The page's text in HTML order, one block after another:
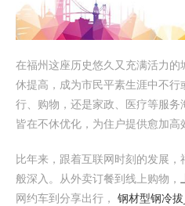
在福州这座历史悠久又充满活力
休提高，成为市民平素生涯中不
行、购物，还是家政、医疗等服务
皆在不休优化，为住户提供愈加高
比年来，跟着互联网时刻的发展
般深入。从外卖订餐到线上购物，
网约车到分享出行， 钢材型钢冷